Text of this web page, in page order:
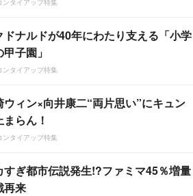
ドナルドが40年にわたり支える「小学
子園」
ンタイアップ特集
ウィン×向井康二“両片思い”にキュン
らん！
ンタイアップ特集
すぎ都市伝説発生!?ファミマ45％増量
再来